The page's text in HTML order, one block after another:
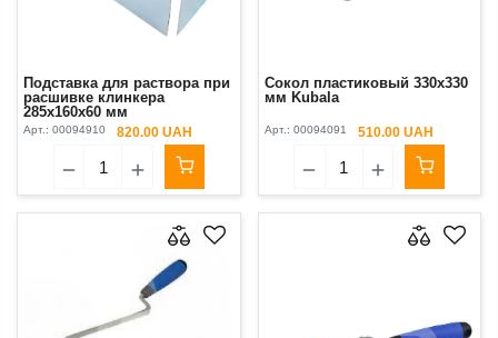
Подставка для раствора при
расшивке клинкера
285х160х60 мм
металлическая
оцинкованная Kubala
Арт.: 00094910 820.00 UAH
Сокол пластиковый 330х330
мм Kubala
Арт.: 00094091 510.00 UAH